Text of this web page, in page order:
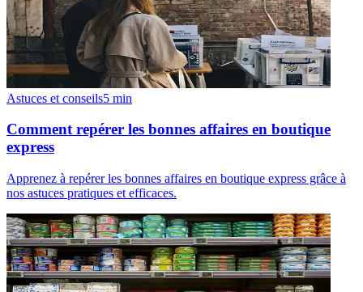
Astuces et conseils5 min
Comment repérer les bonnes affaires en boutique
express
Apprenez à repérer les bonnes affaires en boutique express grâce à
nos astuces pratiques et efficaces.